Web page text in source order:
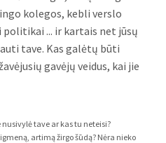
kolegos, kebli verslo
... ir kartais net jūsų
tave. Kas galėtų būti
gavėjų veidus, kai jie
tave ar kas tu neteisi?
artimą žirgo šūdą? Nėra nieko